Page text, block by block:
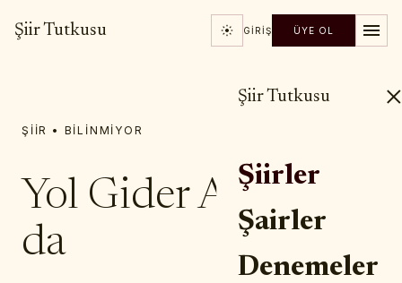
Şiir Tutkusu GIRIŞ ÜYE OL
Şiir Tutkusu
Şiirler
Şairler
Denemeler
ŞIIR • BILINMIYOR
Yol Gider Ah Nasıl
da